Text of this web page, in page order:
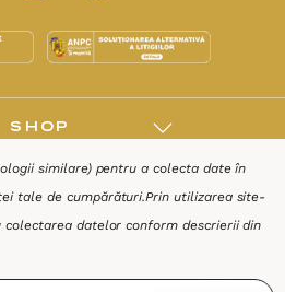
SHOP
similare) pentru a colecta date în
tale de cumpărături.Prin utilizarea site-
datelor conform descrierii din